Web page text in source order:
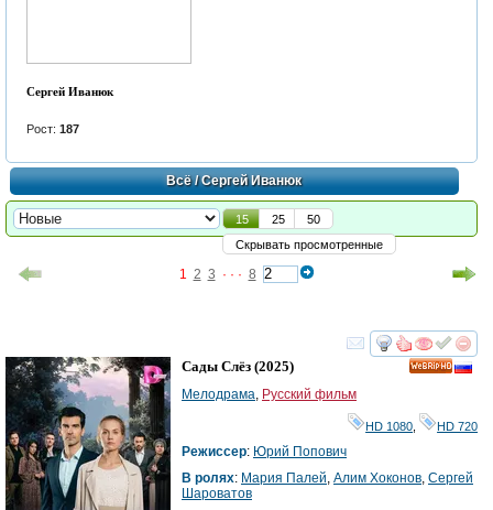
Сергей Иванюк
Рост: 187
Всё/ Сергей Иванюк
15 25
50
Скрывать просмотренные
1 2 3 · · · 8
смотреть
Сады Слёз (2025)
Мелодрама Русский фильм
HD 1080 HD 720
Режиссер: Юрий Попович
В ролях: Мария Палей Алим Хоконов Сергей
Шароватов